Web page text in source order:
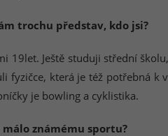
trochu představ, kdo jsi?
19let. Ještě studuji střední
fyzičce, která je též potřebná k
je bowling a cyklistika.
známému sportu?